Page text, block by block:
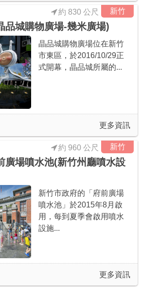
新竹
約 830 公尺
品城購物廣場-幾米廣場)
晶品城購物廣場位在新竹
市東區，於2016/10/29正
式開幕，晶品城所屬的...
更多資訊
新竹
約 960 公尺
廣場噴水池(新竹州廳噴水設
新竹市政府的「府前廣場
噴水池」於2015年8月啟
用，每到夏季會啟用噴水
設施...
更多資訊